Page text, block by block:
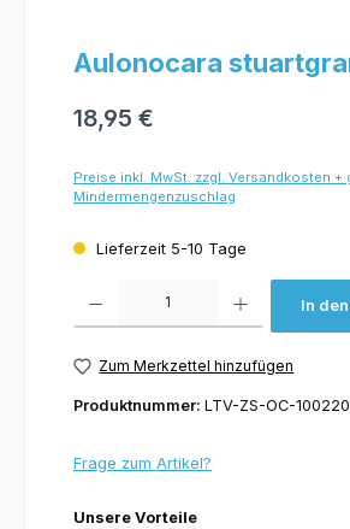
Aulonocara
18,95 €
Preise inkl. MwSt. zzgl. Versandkosten +
Mindermengenzuschlag
Lieferzeit 5-10 Tage
In
Zum Merkzettel hinzufügen
Produktnummer: LTV-ZS-OC-100220
Frage zum Artikel?
Unsere Vorteile